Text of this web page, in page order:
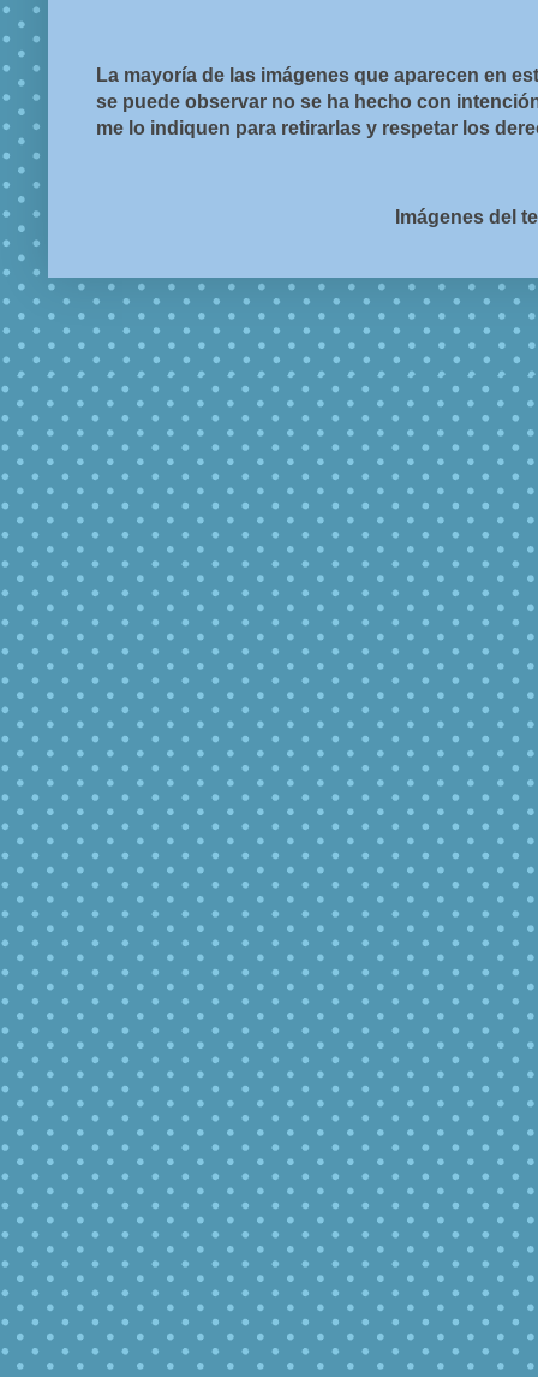
La mayoría de las imágenes que aparecen en
se puede observar no se ha hecho con
me lo indiquen para retirarlas y respetar los
Imágenes del